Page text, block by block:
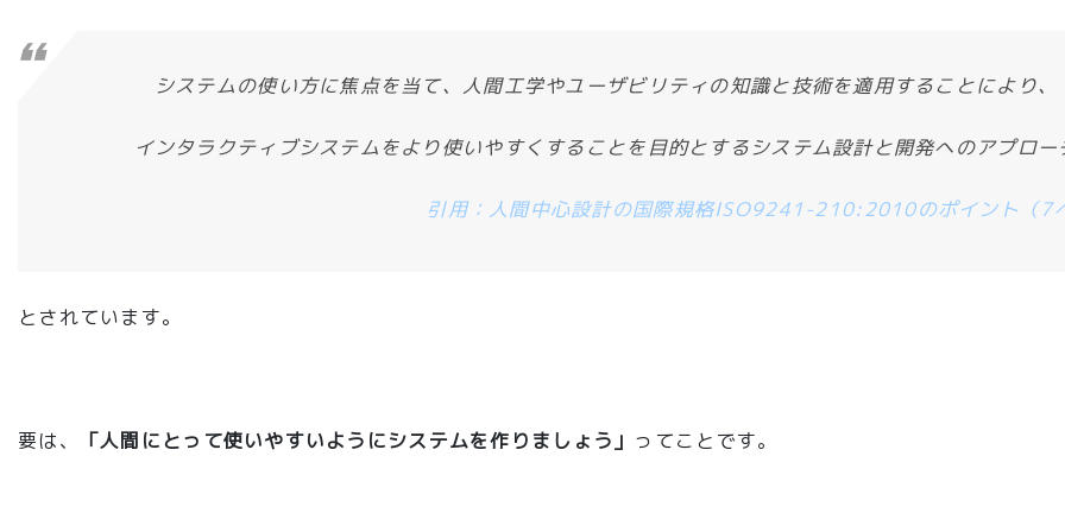
システムの使い方に焦点を当て、人間工学やユーザビリティの知識と技術を適用することにより、
インタラクティブシステムをより使いやすくすることを目的とするシステム設計と開発へのアプロー
引用： 人間中心設計の国際規格ISO9241-210:2010のポイント（7
とされています。
要は、 「人間にとって使いやすいようにシステムを作りましょう」 ってことです。